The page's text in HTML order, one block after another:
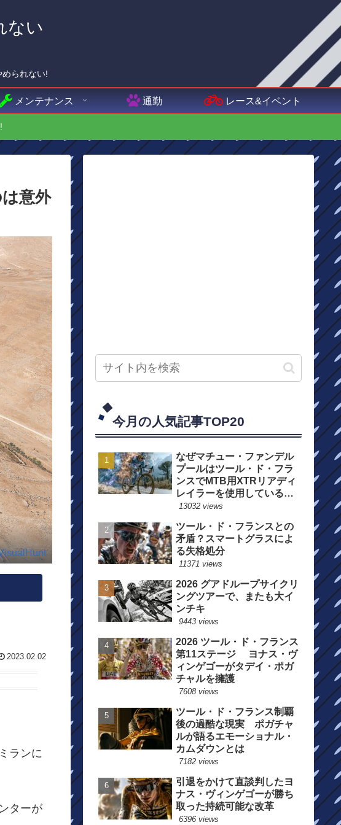
ない
られない!
メンテナンス 通勤 レース&イベント
意外
2023.02.02
ランに
ターが
今月の人気記事TOP20
なぜマチュー・ファンデル
プールはツール・ド・フラ
ンスでMTB用XTRリアディ
レイラーを使用しているの
か？
13032 views
ツール・ド・フランスとの
矛盾？スマートグラスによ
る失格処分
11371 views
2026 グアドループサイクリ
ングツアーで、またも大イ
ンチキ
9443 views
2026 ツール・ド・フランス
第11ステージ ヨナス・ヴ
ィンゲゴーがタデイ・ポガ
チャルを擁護
7608 views
ツール・ド・フランス制覇
後の過酷な現実 ポガチャ
ルが語るエモーショナル・
カムダウンとは
7182 views
引退をかけて直談判したヨ
ナス・ヴィンゲゴーが勝ち
取った持続可能な改革
6396 views